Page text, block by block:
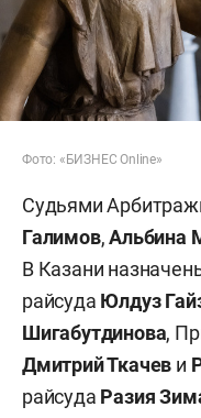
Фото: «БИЗНЕС Online»
Судьями
Галимов,Альбина
В Казани
райсуда Юлдуз
Шигабутдинова,
Дмитрий Ткачев и
райсуда Разия